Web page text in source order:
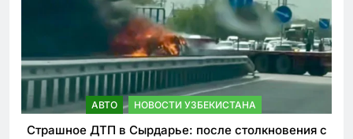
АВТО НОВОСТИ УЗБЕКИСТАНА
Страшное ДТП в Сырдарье: после столкновения с